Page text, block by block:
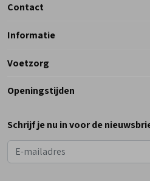
Contact
Telefoon
Informatie
Voetzorg
Openingstijden
Dinsdag
Woensdag
Schrijf je nu in voor de